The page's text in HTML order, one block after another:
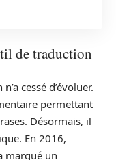
de traduction
cessé d’évoluer.
permettant
Désormais, il
En 2016,
marqué un